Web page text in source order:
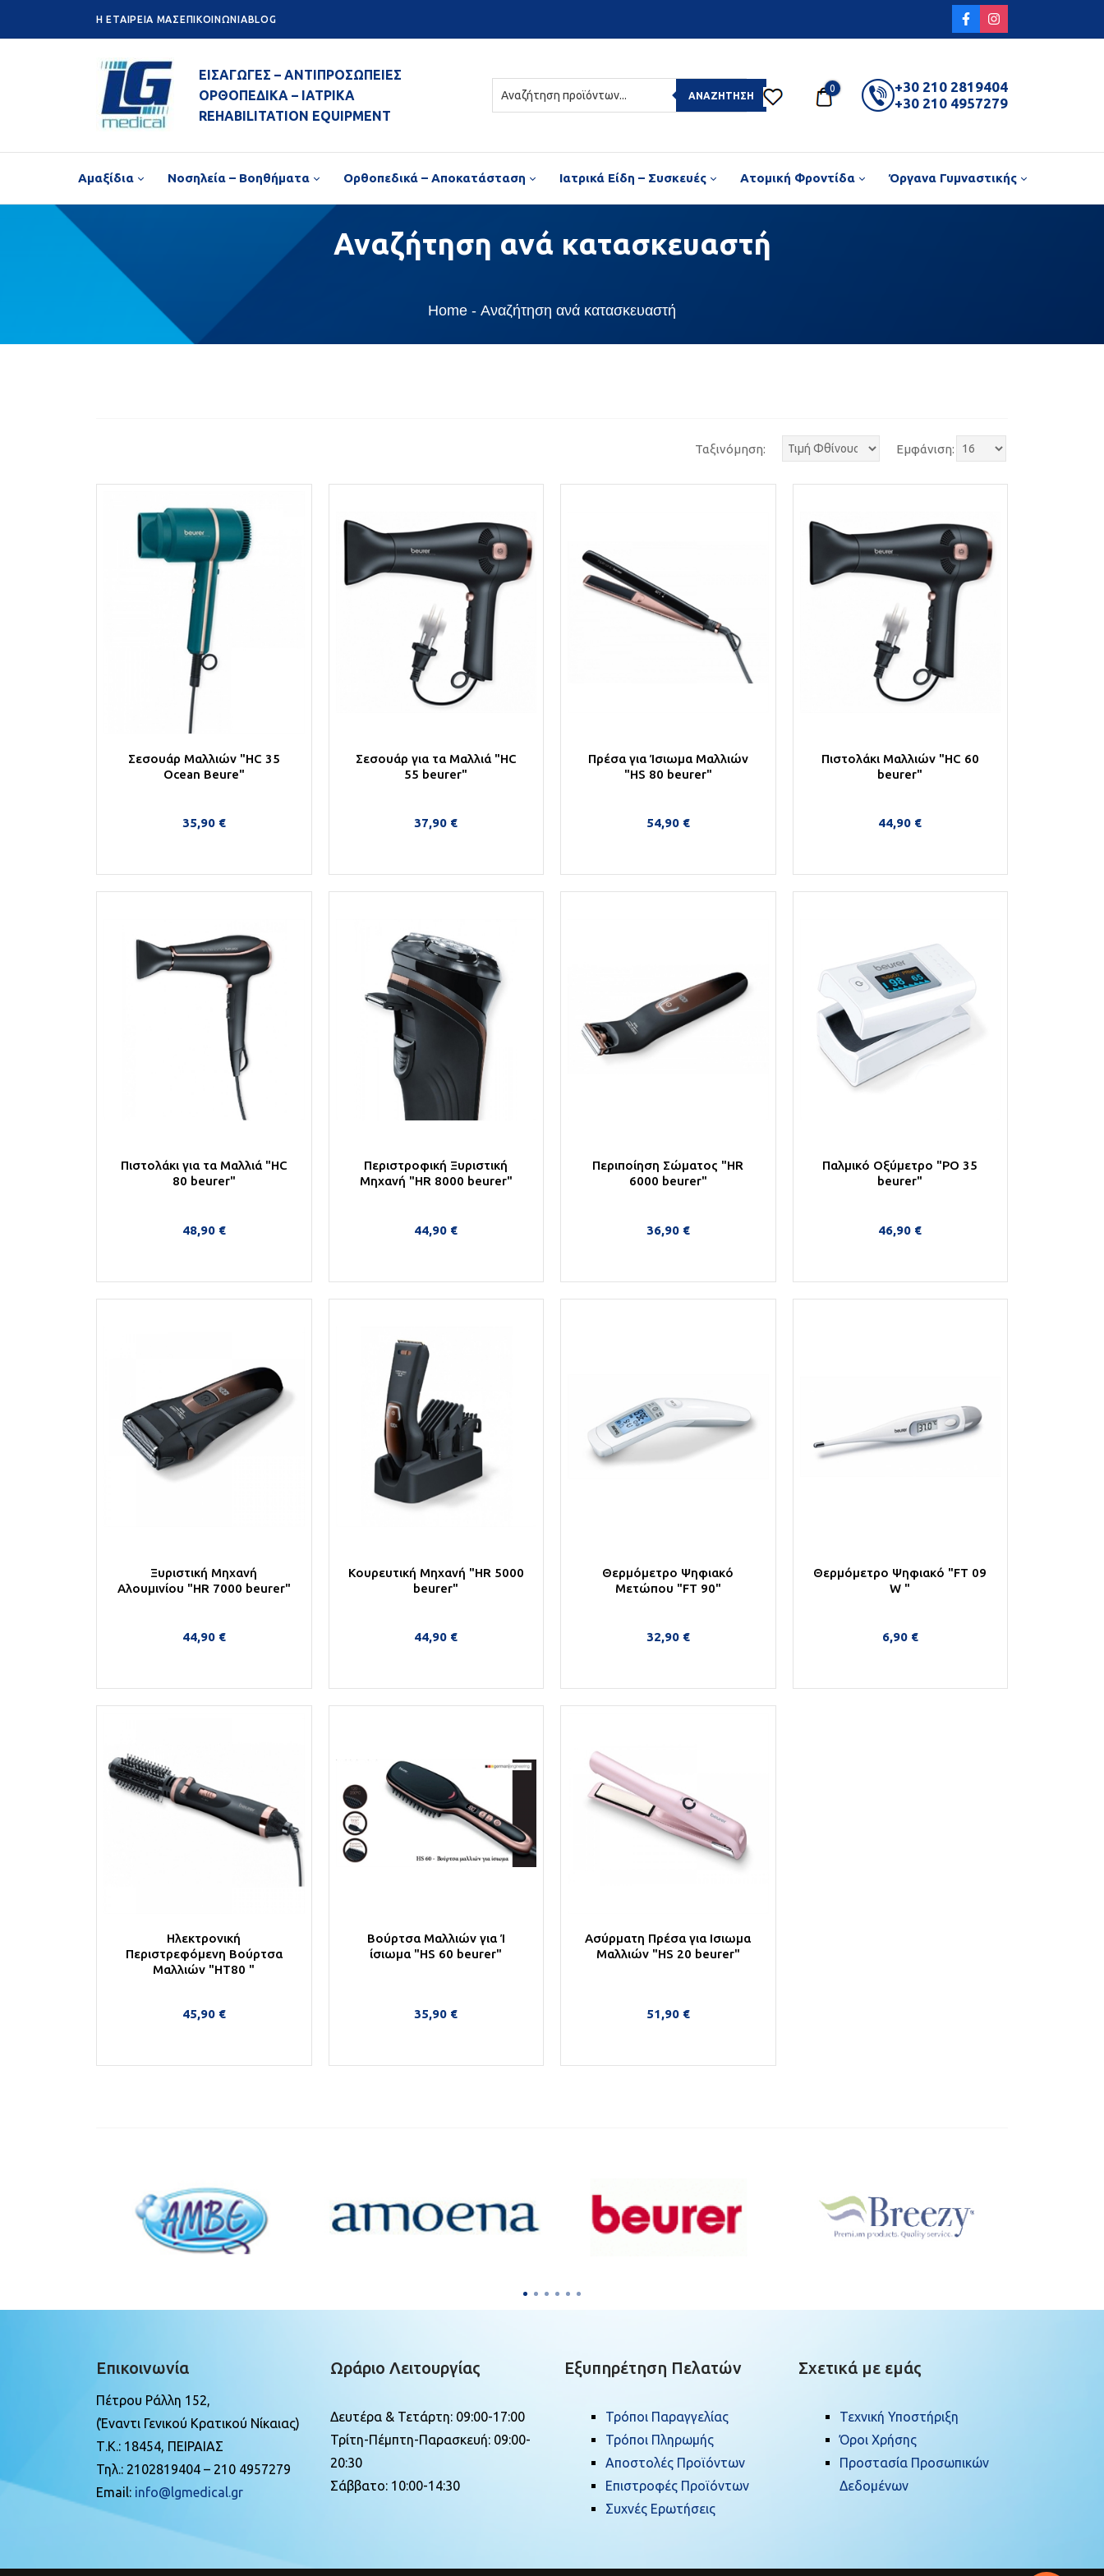
H ETAIPEIA ΜΑΣΕΠΙΚΟΙΝΩΝΙΑBLOG
ΕΙΣΑΓΩΓΕΣ – ΑΝΤΙΠΡΟΣΩΠΕΙΕΣ
ΟΡΘΟΠΕΔΙΚΑ – ΙΑΤΡΙΚΑ
REHABILITATION EQUIPMENT
ΑΝΑΖΉΤΗΣΗ
0
+30 210 2819404
+30 210 4957279
Αμαξίδια Νοσηλεία – Βοηθήματα Ορθοπεδικά – Αποκατάσταση Ιατρικά Είδη – Συσκευές Ατομική Φροντίδα Όργανα Γυμναστικής
Αναζήτηση ανά κατασκευαστή
Home Αναζήτηση ανά κατασκευαστή
Ταξινόμηση: Εμφάνιση:
Σεσουάρ Μαλλιών "HC 35
Ocean Beure"
35,90 €
Σεσουάρ για τα Μαλλιά "HC
55 beurer"
37,90 €
Πρέσα για Ίσιωμα Μαλλιών
"HS 80 beurer"
54,90 €
Πιστολάκι Μαλλιών "HC 60
beurer"
44,90 €
Πιστολάκι για τα Μαλλιά "HC
80 beurer"
48,90 €
Περιστροφική Ξυριστική
Μηχανή "HR 8000 beurer"
44,90 €
Περιποίηση Σώματος "HR
6000 beurer"
36,90 €
Παλμικό Oξύμετρο "PO 35
beurer"
46,90 €
Ξυριστική Mηχανή
Aλουμινίου "HR 7000 beurer"
44,90 €
Κουρευτική Μηχανή "HR 5000
beurer"
44,90 €
Θερμόμετρο Ψηφιακό
Μετώπου "FT 90"
32,90 €
Θερμόμετρο Ψηφιακό "FT 09
W "
6,90 €
Ηλεκτρονική
Περιστρεφόμενη Βούρτσα
Μαλλιών "HT80 "
45,90 €
Βούρτσα Μαλλιών για Ί
ίσιωμα "HS 60 beurer"
35,90 €
Ασύρματη Πρέσα για Ισιωμα
Μαλλιών "HS 20 beurer"
51,90 €
Επικοινωνία
Πέτρου Ράλλη 152,
(Έναντι Γενικού Κρατικού Νίκαιας)
Τ.Κ.: 18454, ΠΕΙΡΑΙΑΣ
Τηλ.: 2102819404 – 210 4957279
Email: info@lgmedical.gr
Ωράριο Λειτουργίας
Δευτέρα & Τετάρτη: 09:00-17:00
Τρίτη-Πέμπτη-Παρασκευή: 09:00-
20:30
Σάββατο: 10:00-14:30
Εξυπηρέτηση Πελατών
Τρόποι Παραγγελίας
Τρόποι Πληρωμής
Αποστολές Προϊόντων
Επιστροφές Προϊόντων
Συχνές Ερωτήσεις
Σχετικά με εμάς
Τεχνική Υποστήριξη
Όροι Χρήσης
Προστασία Προσωπικών
Δεδομένων